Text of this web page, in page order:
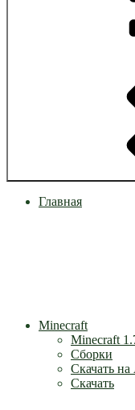
Главная
Minecraft
Minecraft
Сборки
Скачать на
Скачать